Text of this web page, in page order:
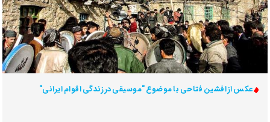
عکس از افشین فتاحی با موضوع "موسیقی در زندگی اقوام ایرانی"